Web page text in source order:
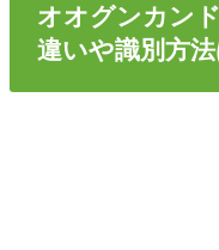
オオグンカン
違いや識別方法